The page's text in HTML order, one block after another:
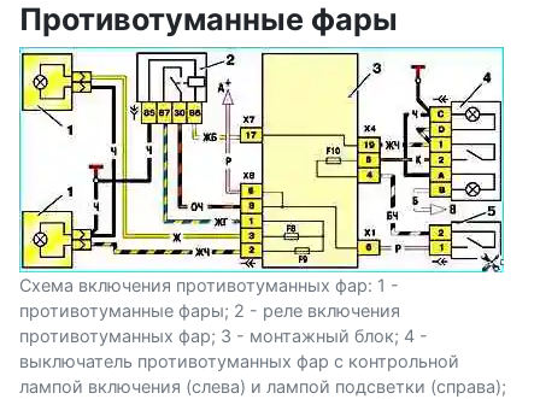
Противотуманные фары
Схема включения противотуманных фар: 1 -
противотуманные фары; 2 - реле включения
противотуманных фар; 3 - монтажный блок; 4 -
выключатель противотуманных фар с контрольной
лампой включения (слева) и лампой подсветки (справа);